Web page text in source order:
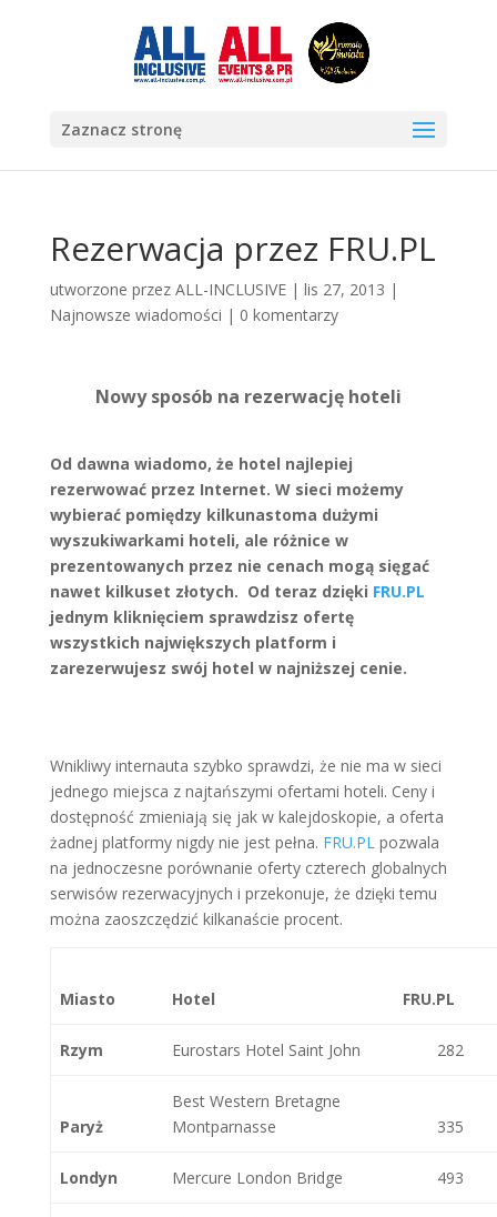
Zaznacz stronę
Rezerwacja przez FRU.PL
utworzone przez ALL-INCLUSIVE| lis 27, 2013 |
Najnowsze wiadomości | 0 komentarzy
Nowy sposób na rezerwację hoteli
Od dawna wiadomo, że hotel najlepiej
rezerwować przez Internet. W sieci możemy
wybierać pomiędzy kilkunastoma dużymi
wyszukiwarkami hoteli, ale różnice w
prezentowanych przez nie cenach mogą sięgać
nawet kilkuset złotych. Od teraz dzięki FRU.PL
jednym kliknięciem sprawdzisz ofertę
wszystkich największych platform i
zarezerwujesz swój hotel w najniższej cenie.
Wnikliwy internauta szybko sprawdzi, że nie ma w sieci
jednego miejsca z najtańszymi ofertami hoteli. Ceny i
dostępność zmieniają się jak w kalejdoskopie, a oferta
żadnej platformy nigdy nie jest pełna. FRU.PLpozwala
na jednoczesne porównanie oferty czterech globalnych
serwisów rezerwacyjnych i przekonuje, że dzięki temu
można zaoszczędzić kilkanaście procent.
Miasto Hotel FRU.PL
Rzym Eurostars Hotel Saint John 282
Paryż
Best Western Bretagne
Montparnasse
335
Londyn Mercure London Bridge 493